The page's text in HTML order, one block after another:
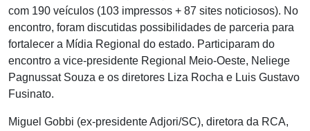
com 190 veículos (103 impressos + 87 sites noticiosos). No
encontro, foram discutidas possibilidades de parceria para
fortalecer a Mídia Regional do estado. Participaram do
encontro a vice-presidente Regional Meio-Oeste, Neliege
Pagnussat Souza e os diretores Liza Rocha e Luis Gustavo
Fusinato.
Miguel Gobbi (ex-presidente Adjori/SC), diretora da RCA,